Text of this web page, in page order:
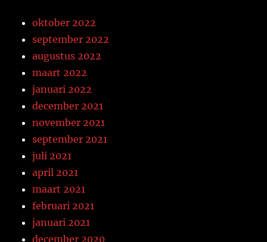
oktober 2022
september 2022
augustus 2022
maart 2022
januari 2022
december 2021
november 2021
september 2021
juli 2021
april 2021
maart 2021
februari 2021
januari 2021
december 2020